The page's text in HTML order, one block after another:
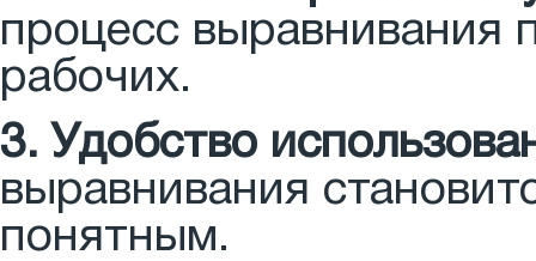
процесс выравнивания
рабочих.
3. Удобство
выравнивания
понятным.